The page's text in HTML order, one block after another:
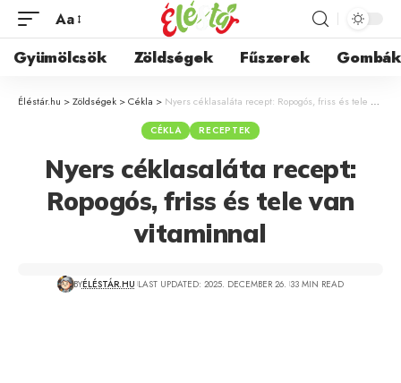
Aa
Gyümölcsök Zöldségek Fűszerek Gombák
Éléstár.hu >Zöldségek >Cékla > Nyers céklasaláta recept: Ropogós, friss és tele van vitaminnal
CÉKLA RECEPTEK
Nyers céklasaláta recept:
Ropogós, friss és tele van
vitaminnal
BYÉLÉSTÁR.HU LAST UPDATED: 2025. DECEMBER 26. 33 MIN READ